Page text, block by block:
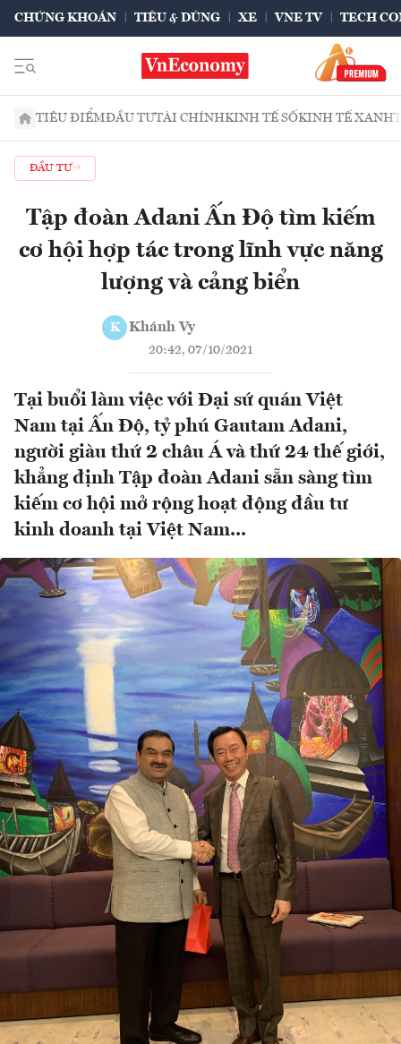
CHỨNG KHOÁN TIÊU & DÙNG XE VNE TV TECH
TIÊU ĐIỂMĐẦU TƯTÀI CHÍNHKINH TẾ SỐKINH TẾ XANH
ĐẦU TƯ
Tập đoàn Adani Ấn Độ tìm kiếm
cơ hội hợp tác trong lĩnh vực năng
lượng và cảng biển
K Khánh Vy
20:42, 07/10/2021
Tại buổi làm việc với Đại sứ quán Việt
Nam tại Ấn Độ, tỷ phú Gautam Adani,
người giàu thứ 2 châu Á và thứ 24 thế giới,
khẳng định Tập đoàn Adani sẵn sàng tìm
kiếm cơ hội mở rộng hoạt động đầu tư
kinh doanh tại Việt Nam...